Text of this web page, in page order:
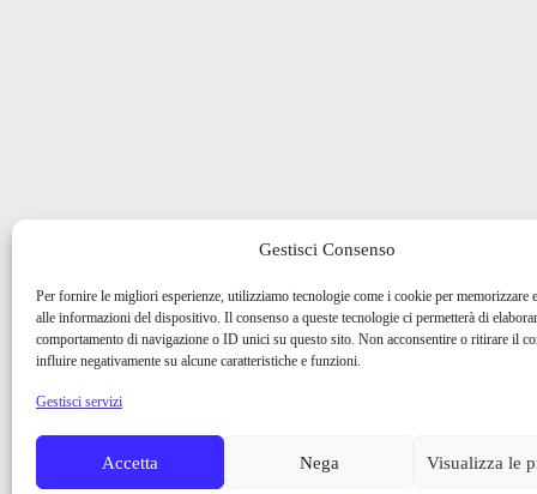
Gestisci Consenso
Per fornire le migliori esperienze, utilizziamo tecnologie come i cookie per memorizzare
alle informazioni del dispositivo. Il consenso a queste tecnologie ci permetterà di
comportamento di navigazione o ID unici su questo sito. Non acconsentire o ritirare il
influire negativamente su alcune caratteristiche e funzioni.
Gestisci servizi
Accetta Nega Visualizza le